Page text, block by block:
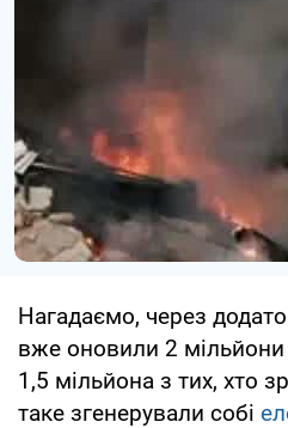
Нагадаємо, через
вже оновили 2
1,5 мільйона з тих, хто
таке згенерували собі